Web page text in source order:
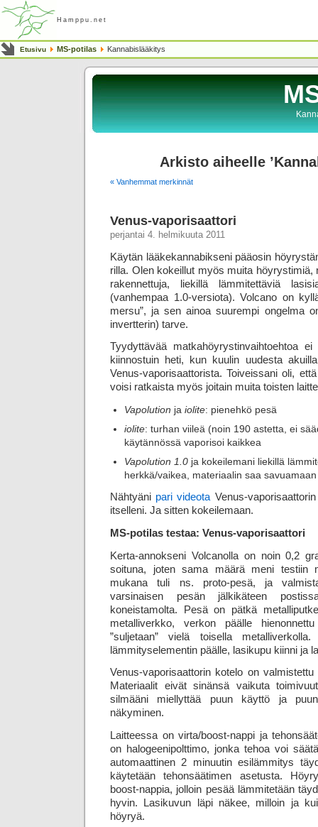
Hamppu.net
Etusivu MS-potilas Kannabislääkitys
Arkisto aiheelle
« Vanhemmat merkinnät
Venus-vaporisaattori
perjantai 4. helmikuuta 2011
Käytän lääkekannabikseni pääosin
rilla. Olen kokeillut myös muita höyrystimiä,
rakennettuja, liekillä lämmitettäviä
(vanhempaa 1.0-versiota). Volcano on
mersu”, ja sen ainoa suurempi ongelma
invertterin) tarve.
Tyydyttävää matkahöyrystinvaihtoehtoa
kiinnostuin heti, kun kuulin uudesta
Venus-vaporisaattorista. Toiveissani oli,
voisi ratkaista myös joitain muita toisten
Vapolution ja iolite: pienehkö pesä
iolite: turhan viileä (noin 190 astetta, ei
käytännössä vaporisoi kaikkea
Vapolution 1.0 ja kokeilemani liekillä
herkkä/vaikea, materiaalin saa savuamaan
Nähtyäni pari videotaVenus-
itselleni. Ja sitten kokeilemaan.
MS-potilas testaa: Venus-vaporisaattori
Kerta-annokseni Volcanolla on noin 0,2
soituna, joten sama määrä meni testiin
mukana tuli ns. proto-pesä, ja
varsinaisen pesän jälkikäteen
koneistamolta. Pesä on pätkä
metalliverkko, verkon päälle
”suljetaan” vielä toisella
lämmitys­elementin päälle, lasi­kupu kiinni ja
Venus-vaporisaattorin kotelo on
Materiaalit eivät sinänsä vaikuta
silmääni miellyttää puun käyttö ja
näkyminen.
Laitteessa on virta/boost-nappi ja
on halogeenipolttimo, jonka tehoa voi
automaattinen 2 minuutin esilämmitys
käytetään tehonsäätimen asetusta.
boost-nappia, jolloin pesää lämmitetään
hyvin. Lasikuvun läpi näkee, milloin ja
höyryä.